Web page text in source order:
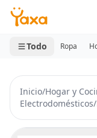
MINI CARRITO
0 productos
Todo Ropa
Inicio/Hogar y
Electrodomésticos/